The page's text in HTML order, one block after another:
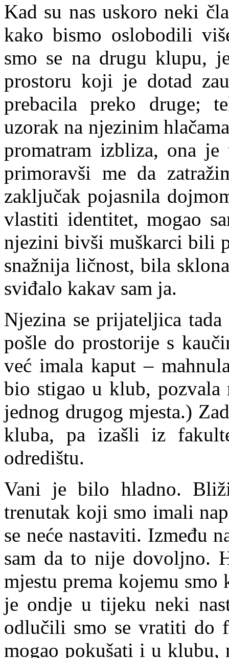
Kad su nas uskoro neki
kako bismo oslobodili
smo se na drugu klupu,
prostoru koji je dotad
prebacila preko druge;
uzorak na njezinim
promatram izbliza, ona
primoravši me da
zaključak pojasnila
vlastiti identitet, mogao
njezini bivši muškarci bili
snažnija ličnost, bila
sviđalo kakav sam ja.
Njezina se prijateljica
pošle do prostorije s
već imala kaput –
bio stigao u klub, pozvala
jednog drugog mjesta.)
kluba, pa izašli iz
odredištu.
Vani je bilo hladno.
trenutak koji smo imali
se neće nastaviti. Između
sam da to nije dovoljno.
mjestu prema kojemu
je ondje u tijeku neki
odlučili smo se vratiti do
mogao pokušati i u klubu,